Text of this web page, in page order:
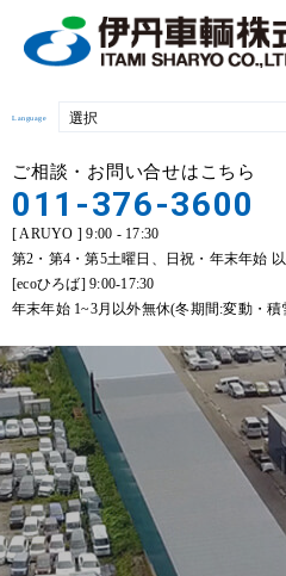
Language
ご相談・お問い合せはこちら
011-376-3600
[ ARUYO ] 9:00 - 17:30
第2・第4・第5土曜日、日祝・年末年始
[ecoひろば] 9:00-17:30
年末年始 1~3月以外無休(冬期間:変動・